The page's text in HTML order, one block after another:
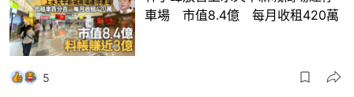
車場 市值8.4億 每月收租420萬
5